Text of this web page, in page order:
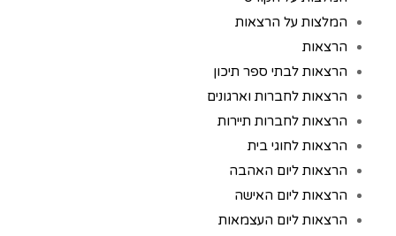
המלצות על הרצאות
הרצאות
הרצאות לבתי ספר תיכון
הרצאות לחברות וארגונים
הרצאות לחברות תיירות
הרצאות לחוגי בית
הרצאות ליום האהבה
הרצאות ליום האישה
הרצאות ליום העצמאות